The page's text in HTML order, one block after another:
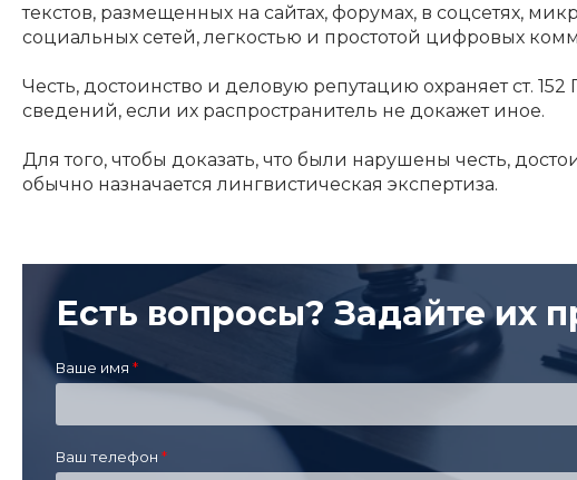
текстов, размещенных на сайтах, форумах, в соцсетях,
социальных сетей, легкостью и простотой цифровых
Честь, достоинство и деловую репутацию охраняет ст.
сведений, если их распространитель не докажет иное.
Для того, чтобы доказать, что были нарушены честь,
обычно назначается лингвистическая экспертиза.
Есть вопросы? Задайте их
Ваше имя
Ваш телефон